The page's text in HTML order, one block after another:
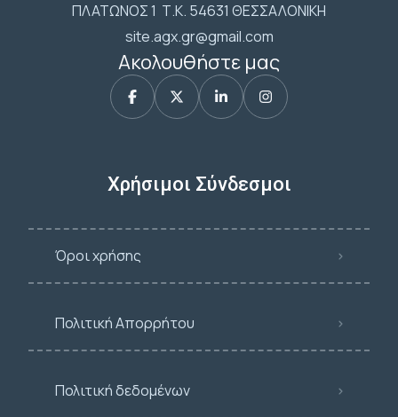
ΠΛΑΤΩΝΟΣ 1 Τ.Κ. 54631 ΘΕΣΣΑΛΟΝΙΚΗ
site.agx.gr@gmail.com
Ακολουθήστε μας
Χρήσιμοι Σύνδεσμοι
Όροι χρήσης
Πολιτική Απορρήτου
Πολιτική δεδομένων